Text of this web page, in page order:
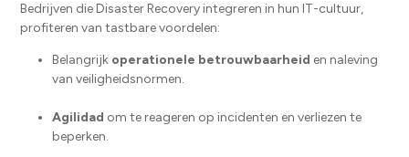
Bedrijven die Disaster Recovery integreren in hun IT-cultuur,
profiteren van tastbare voordelen:
Belangrijk operationele betrouwbaarheid en naleving
van veiligheidsnormen.
Agilidad om te reageren op incidenten en verliezen te
beperken.